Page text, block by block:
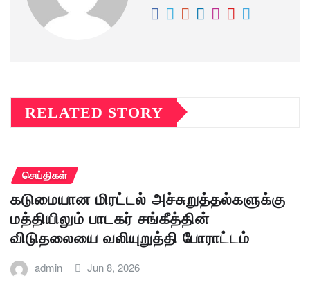
RELATED STORY
செய்திகள்
கடுமையான மிரட்டல் அச்சுறுத்தல்களுக்கு
மத்தியிலும் பாடகர் சங்கீத்தின்
விடுதலையை வலியுறுத்தி போராட்டம்
admin Jun 8, 2026